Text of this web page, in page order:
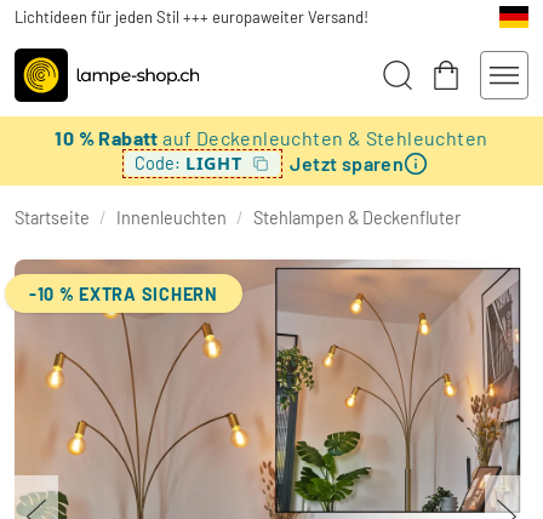
Lichtideen für jeden Stil +++ europaweiter Versand!
10 % Rabattauf Deckenleuchten & Stehleuchten
Code: LIGHT Jetzt sparen
Startseite / Innenleuchten / Stehlampen & Deckenfluter
-10 % EXTRA SICHERN